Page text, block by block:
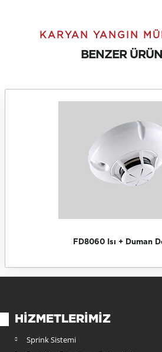
KARYAN YANGIN
BENZER
FD8060 Isı + Duman
HIZMETLERIMIZ
Sprink Sistemi